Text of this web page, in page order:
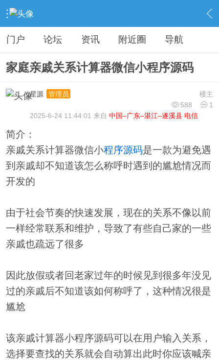
› 分类信息 › 源码模板 › 内容
门户 论坛 资讯 附近圈 导航
家庭亲戚关系计算器微信小程序源码
楼主
星源
管理员
588
1
2025-6-24 11:44:01 来自 中国–广东–湛江–遂溪县 电信
简介：
亲戚关系计算器微信小程序源码是一款为避免遇
到亲戚却不知道该怎么称呼时遇到的尴尬情况而
开发的
由于社会节奏的快速发展，现在的关系不像以前
一样经常联系和维护，导致了有些自己家的一些
亲戚也疏远了很多
因此放假或者回老家过年的时候见到很多年没见
过的亲戚后不知道该如何称呼了，这种情况很是
尴尬
该亲戚计算器小程序源码可以在用户输入关系，
选择要查找的关系就会自动算出此时你应该喊亲